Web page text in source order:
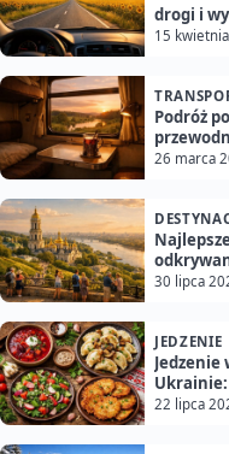
drogi i
15
Podróż
26 marca
30 lipca
JEDZENIE
22 lipca